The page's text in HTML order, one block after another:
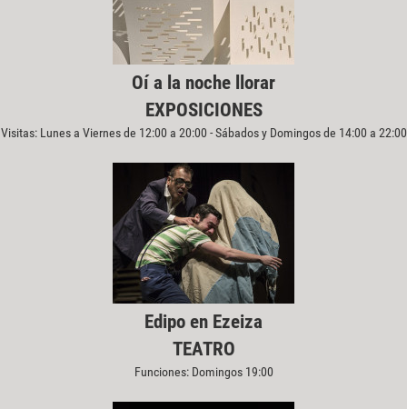
Oí a la noche llorar
EXPOSICIONES
Visitas: Lunes a Viernes de 12:00 a 20:00 - Sábados y Domingos de 14:00 a 22:00
Edipo en Ezeiza
TEATRO
Funciones: Domingos 19:00